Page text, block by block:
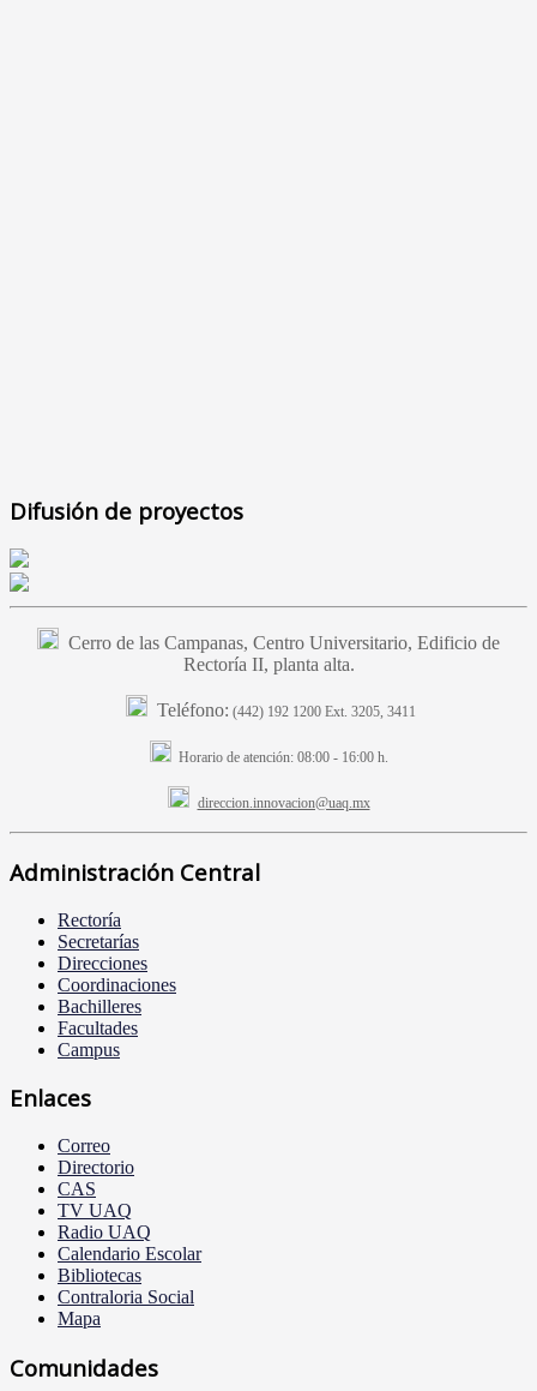
Difusión de proyectos
Cerro de las Campanas, Centro Universitario, Edificio de
Rectoría II, planta alta.
Teléfono: (442) 192 1200 Ext. 3205, 3411
Horario de atención:08:00 - 16:00 h.
direccion.innovacion@uaq.mx
Administración Central
Rectoría
Secretarías
Direcciones
Coordinaciones
Bachilleres
Facultades
Campus
Enlaces
Correo
Directorio
CAS
TV UAQ
Radio UAQ
Calendario Escolar
Bibliotecas
Contraloria Social
Mapa
Comunidades